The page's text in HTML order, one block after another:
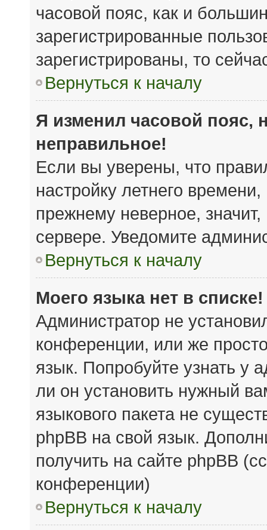
часовой пояс, как и
зарегистрированные
зарегистрированы, то
Вернуться к началу
Я изменил часовой пояс,
неправильное!
Если вы уверены, что
настройку летнего
прежнему неверное,
сервере. Уведомите
Вернуться к началу
Моего языка нет в списке!
Администратор не
конференции, или же
язык. Попробуйте узнать у
ли он установить нужный
языкового пакета не
phpBB на свой язык.
получить на сайте phpBB
конференции)
Вернуться к началу